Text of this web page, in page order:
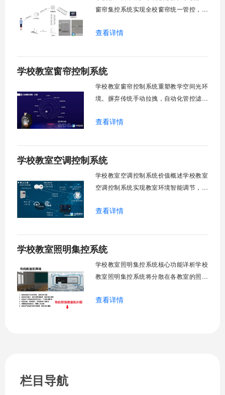
窗帘集控系统实现全校窗帘统一管控，提
能化改造后，一键完成全校窗帘开合，节
生视力健康，营造舒适教学环境。节能减
排效果显著，延长窗帘使用寿命，降低学
查看详情
学校教室窗帘控制系统
学校教室窗帘控制系统重塑教学空间光环
境。摒弃传统手动拉拽，自动化管控滤除
足，节能降耗。精准适配多媒体教学、考
能智慧校园生态升级。智能光感调节1. 动
态光照追踪实时捕捉室外照度参数。光照
查看详情
学校教室空调控制系统
学校教室空调控制系统价值概述学校教室
空调控制系统实现教室环境智能调节，提
管理全校空调设备，远程监控运行状态，
警。管理人员通过平台统一管控，减少人
工巡检工作量，延长设备使用寿命，节约
查看详情
学校教室照明集控系统
学校教室照明集控系统核心功能详析学校
教室照明集控系统将分散在各教室的照明
关、按需调光、定时策略、能耗监测、故
查看详情
栏目导航